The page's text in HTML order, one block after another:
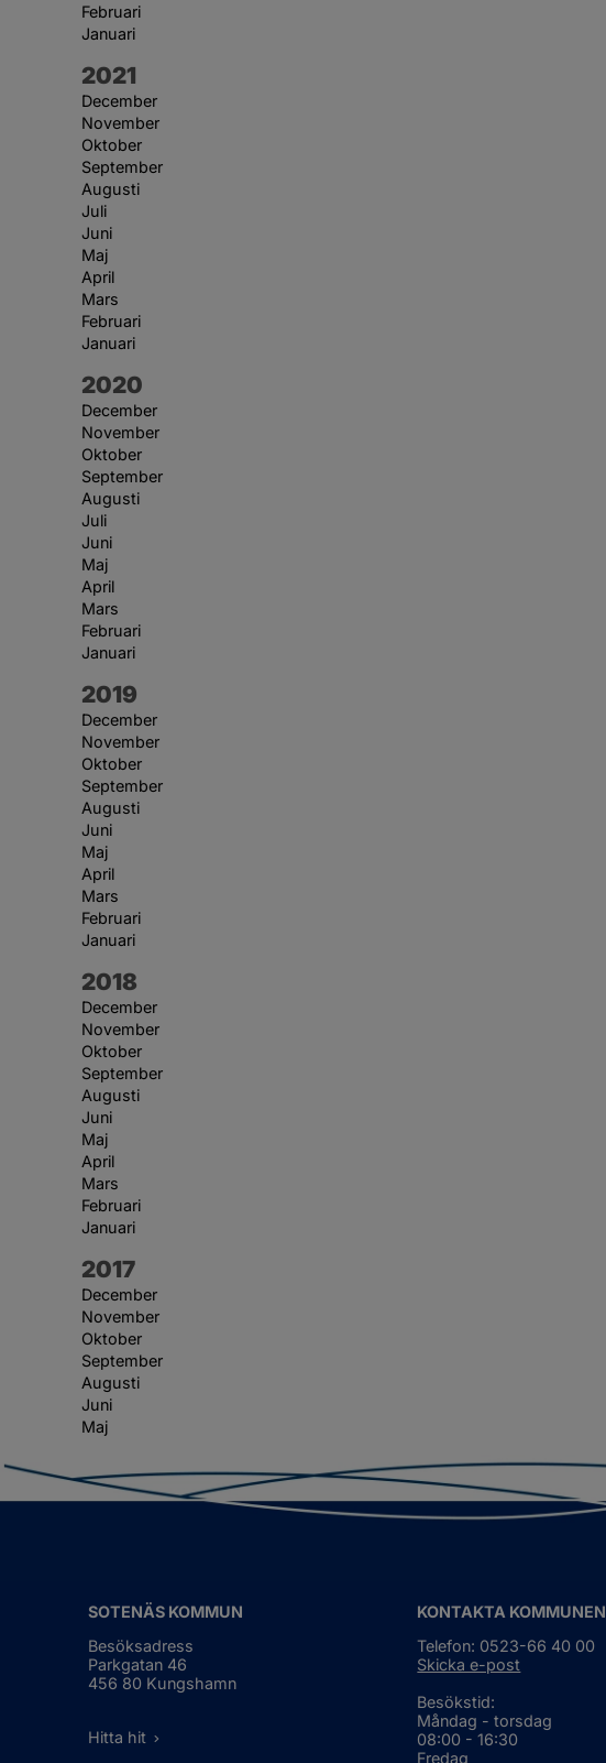
Februari
Januari
År:
2021
December
November
Oktober
September
Augusti
Juli
Juni
Maj
April
Mars
Februari
Januari
År:
2020
December
November
Oktober
September
Augusti
Juli
Juni
Maj
April
Mars
Februari
Januari
År:
2019
December
November
Oktober
September
Augusti
Juni
Maj
April
Mars
Februari
Januari
År:
2018
December
November
Oktober
September
Augusti
Juni
Maj
April
Mars
Februari
Januari
År:
2017
December
November
Oktober
September
Augusti
Juni
Maj
SOTENÄS KOMMUN
Besöksadress
Parkgatan 46
456 80 Kungshamn
Hitta hit
KONTAKTA KOMMUNEN
Telefon: 0523-66 40 00
Skicka e-post
Besökstid:
Måndag - torsdag
08:00 - 16:30
Fredag